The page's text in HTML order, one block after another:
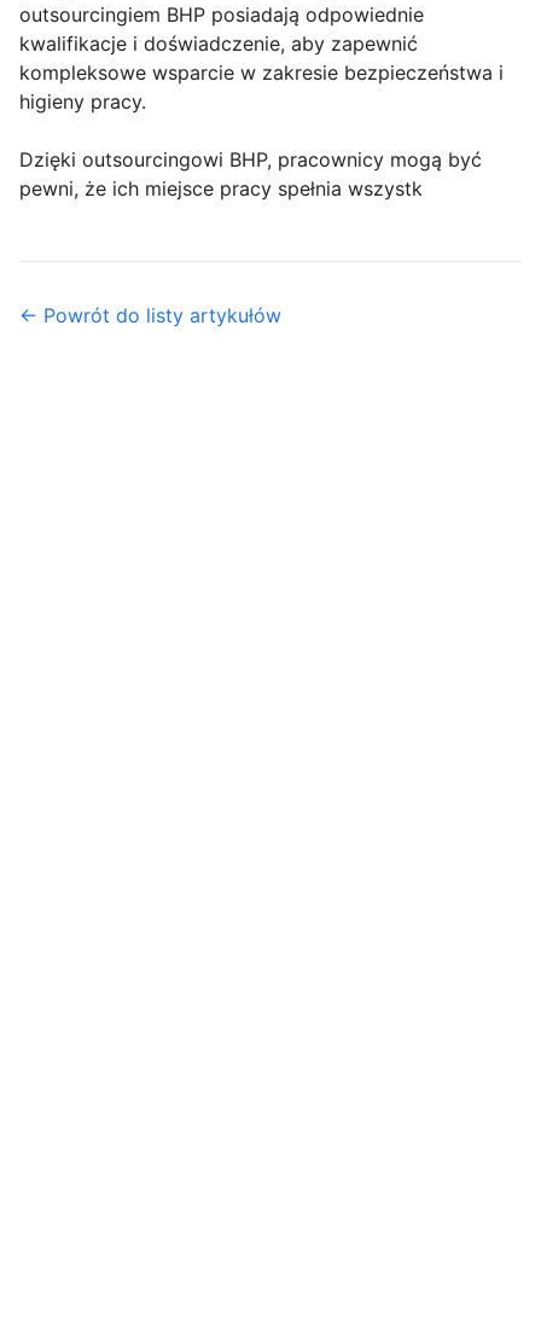
outsourcingiem BHP posiadają odpowiednie
kwalifikacje i doświadczenie, aby zapewnić
kompleksowe wsparcie w zakresie bezpieczeństwa i
higieny pracy.
Dzięki outsourcingowi BHP, pracownicy mogą być
pewni, że ich miejsce pracy spełnia wszystk
← Powrót do listy artykułów